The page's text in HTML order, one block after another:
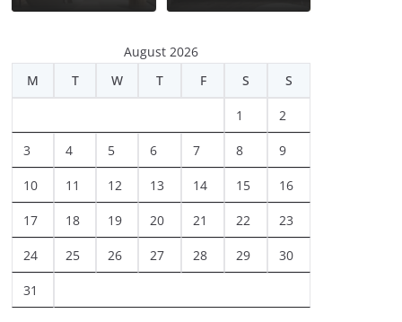
August 2026
M
T W T F S S
1 2
3 4 5 6 7 8 9
10 11 12 13 14 15 16
17 18 19 20 21 22 23
24 25 26 27 28 29 30
31